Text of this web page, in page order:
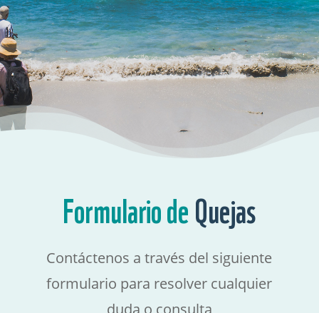
Formulario de Quejas
Contáctenos a través del siguiente
formulario para resolver cualquier